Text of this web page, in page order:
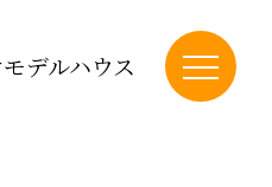
デルハウス